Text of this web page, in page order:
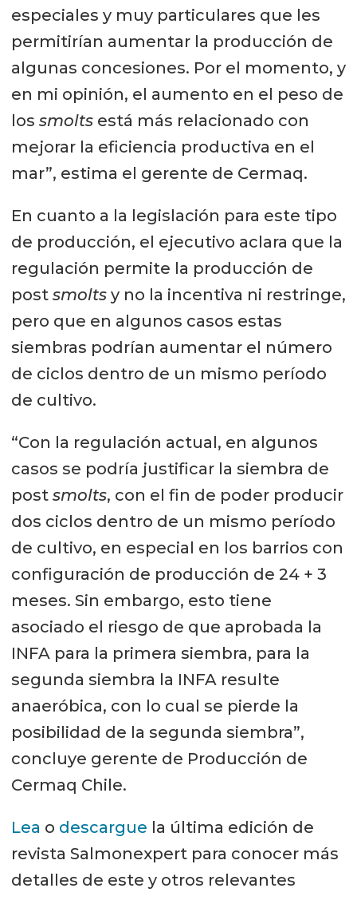
especiales y muy particulares que les
permitirían aumentar la producción de
algunas concesiones. Por el momento, y
en mi opinión, el aumento en el peso de
los smoltsestá más relacionado con
mejorar la eficiencia productiva en el
mar”, estima el gerente de Cermaq.
En cuanto a la legislación para este tipo
de producción, el ejecutivo aclara que la
regulación permite la producción de
post smolts y no la incentiva ni restringe,
pero que en algunos casos estas
siembras podrían aumentar el número
de ciclos dentro de un mismo período
de cultivo.
“Con la regulación actual, en algunos
casos se podría justificar la siembra de
post smolts, con el fin de poder producir
dos ciclos dentro de un mismo período
de cultivo, en especial en los barrios con
configuración de producción de 24 + 3
meses. Sin embargo, esto tiene
asociado el riesgo de que aprobada la
INFA para la primera siembra, para la
segunda siembra la INFA resulte
anaeróbica, con lo cual se pierde la
posibilidad de la segunda siembra”,
concluye gerente de Producción de
Cermaq Chile.
Lea o descargue la última edición de
revista Salmonexpert para conocer más
detalles de este y otros relevantes